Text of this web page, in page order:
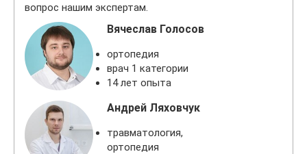
вопрос нашим экспертам.
Вячеслав Голосов
ортопедия
врач 1 категории
14 лет опыта
Андрей Ляховчук
травматология,
ортопедия